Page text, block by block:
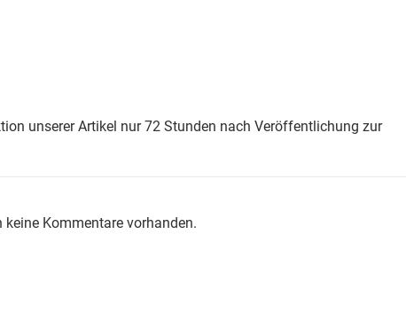
unserer Artikel nur 72 Stunden nach Veröffentlichung zur
keine Kommentare vorhanden.